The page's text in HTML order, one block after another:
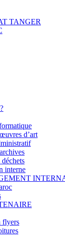
d’art
interne
flyers